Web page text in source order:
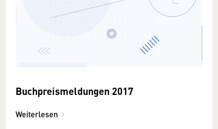
Buchpreismeldungen 2017
Weiterlesen